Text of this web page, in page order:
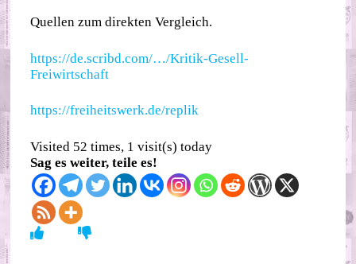
Quellen zum direkten Vergleich.
https://de.scribd.com/…/Kritik-Gesell-
Freiwirtschaft
https://freiheitswerk.de/replik
Visited 52 times, 1 visit(s) today
Sag es weiter, teile es!